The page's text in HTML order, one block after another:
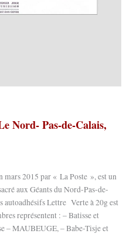
Nord- Pas-de-Calais,
2015 par « La Poste », est un
aux Géants du Nord-Pas-de-
autoadhésifs Lettre Verte à 20g est
représentent : – Batisse et
– MAUBEUGE, – Babe-Tisje et